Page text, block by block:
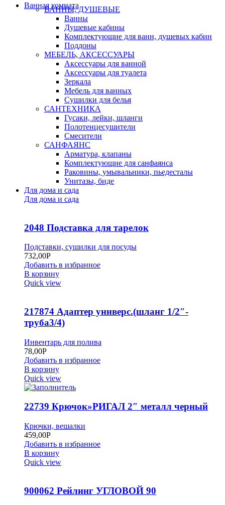
Ванная комната
ВАННЫ, ДУШЕВЫЕ
Ванны
Душевые кабины
Комплектующие для ванн, душевых кабин
Поддоны
МЕБЕЛЬ, АКСЕССУАРЫ
Аксессуары для ванной
Аксессуары для туалета
Зеркала
Мебель для ванных
Сушилки для белья
САНТЕХНИКА
Гусаки, лейки, шланги
Полотенцесушители
Смесители
САНФАЯНС
Арматура, клапаны
Комплектующие для санфаянса
Раковины, умывальники, пьедесталы
Унитазы, биде
Для дома и сада
Для дома и сада
2048 Подставка для тарелок
Подставки, сушилки для посуды
732,00Р
Добавить в избранное
В корзину
Quick view
217874 Адаптер универс.(шланг 1/2″-
труба3/4)
Инвентарь для полива
78,00Р
Добавить в избранное
В корзину
Quick view
22739 Крючок»РИГАЛ 2″ металл черный
Крючки, вешалки
459,00Р
Добавить в избранное
В корзину
Quick view
900062 Рейлинг УГЛОВОЙ 90